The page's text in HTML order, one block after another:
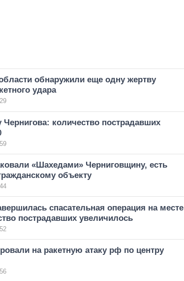
обнаружили еще одну жертву
удара
Чернигова: количество пострадавших
«Шахедами» Черниговщину, есть
объекту
спасательная операция на месте
пострадавших увеличилось
на ракетную атаку рф по центру